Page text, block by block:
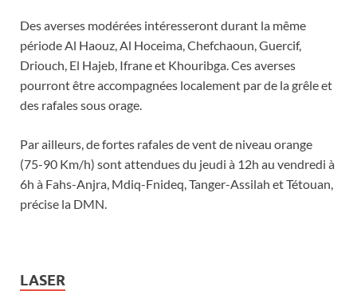
Des averses modérées intéresseront durant la même
période Al Haouz, Al Hoceima, Chefchaoun, Guercif,
Driouch, El Hajeb, Ifrane et Khouribga. Ces averses
pourront être accompagnées localement par de la grêle et
des rafales sous orage.
Par ailleurs, de fortes rafales de vent de niveau orange
(75-90 Km/h) sont attendues du jeudi à 12h au vendredi à
6h à Fahs-Anjra, Mdiq-Fnideq, Tanger-Assilah et Tétouan,
précise la DMN.
LASER